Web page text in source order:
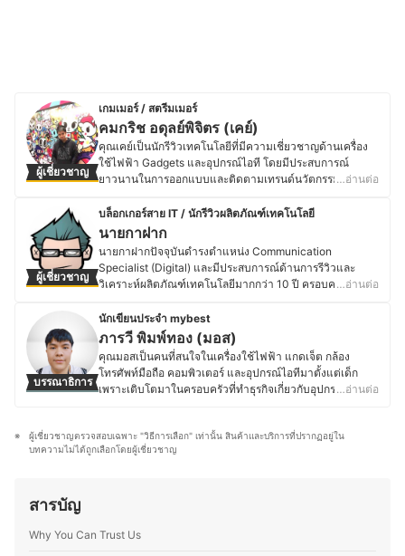
ผู้เชี่ยวชาญ
เกมเมอร์ / สตรีมเมอร์
คมกริช อดุลย์พิจิตร (เคย์)
คุณเคย์เป็นนักรีวิวเทคโนโลยีที่มีความเชี่ยวชาญด้านเครื่อง
ใช้ไฟฟ้า Gadgets และอุปกรณ์ไอที โดยมีประสบการณ์
ยาวนานในการออกแบบและติดตามเทรนด์นวัตกรรมใหม่ ๆ
ซอฟต์แวร์ต่าง ๆ นอกจากเทคโนโลยีแล้ว ยังมีความสนใจใน
เกม โดยปัจจุบันยังเป็นทั้งสตรีมเมอร์และผู้สร้างคอนเทนต์บน
เพจ Blackkat Gamer ซึ่งเน้นเนื้อหาเกี่ยวกับเกมมือถือ
Nintendo Switch และเกม PC อีกทั้งยังมีประสบการณ์ทำงาน
ในอีเวนต์เกมระดับประเทศ เช่น Thailand Game Expo,
ทั้งฝั่งผู้เล่นและอุตสาหกรรมเกมเป็นอย่างดี คุณเคย์จึงสนุกกับ
การถ่ายทอดข้อมูลที่เป็นประโยชน์ ทั้งรีวิวอุปกรณ์ไอที เปรียบ
เทียบเครื่องเกม หรืออัปเดตเทรนด์อุตสาหกรรมเกมและ
เทคโนโลยี เพื่อช่วยให้ผู้อ่านและผู้ชมสามารถเลือกใช้สินค้าได้
อย่างคุ้มค่าและเหมาะสมกับไลฟ์สไตล์ของตนเอง
ประวัติของ คมกริช อดุลย์พิจิตร (เคย์)
…อ่านต่อ
ผู้เชี่ยวชาญ
บล็อกเกอร์สาย IT / นักรีวิวผลิตภัณฑ์เทคโนโลยี
นายกาฝาก
นายกาฝากปัจจุบันดำรงตำแหน่ง Communication
Specialist (Digital) และมีประสบการณ์ด้านการรีวิวและ
วิเคราะห์ผลิตภัณฑ์เทคโนโลยีมากกว่า 10 ปี ครอบคลุมตั้งแต่
ระดับองค์กรอย่าง NAS โดยมุ่งเน้นการให้ข้อมูลที่รอบด้าน
ชัดเจน และเป็นกลาง เพื่อสนับสนุนการตัดสินใจที่เหมาะสม
สำหรับผู้บริโภค โดยสำเร็จการศึกษาระดับปริญญาตรี
วิศวกรรมศาสตร์อิเล็กทรอนิกส์ จากมหาวิทยาลัยอัสสัมชัญ
และเคยศึกษาต่อในระดับปริญญาโทด้านจิตวิทยา
อุตสาหกรรมและองค์การ มีประสบการณ์ทำงานด้าน
รวมถึงบทบาทด้านการสื่อสารและการตลาดดิจิทัล ซึ่งตลอด
ระยะเวลาที่ผ่านมา นายกาฝากเคยเป็นทั้งนักเขียนและ
การใช้งานจริง และความคุ้มค่าของผลิตภัณฑ์อย่างเป็นระบบ
…อ่านต่อ
บรรณาธิการ
นักเขียนประจำ mybest
ภารวี พิมพ์ทอง (มอส)
คุณมอสเป็นคนที่สนใจในเครื่องใช้ไฟฟ้า แกดเจ็ต กล้อง
โทรศัพท์มือถือ คอมพิวเตอร์ และอุปกรณ์ไอทีมาตั้งแต่เด็ก
เพราะเติบโตมาในครอบครัวที่ทำธุรกิจเกี่ยวกับอุปกรณ์
ล่าสุด หรือแนวโน้มของตลาดอุปกรณ์อิเล็กทรอนิกส์ นอกจาก
การอัปเดตข้อมูลสินค้าไอทีแล้ว คุณมอสยังชื่นชอบงานช่าง
ด้อยของสินค้าเทคโนโลยีแต่ละประเภทได้อย่างชัดเจน ทำให้
…อ่านต่อ
ผู้เชี่ยวชาญตรวจสอบเฉพาะ "วิธีการเลือก" เท่านั้น สินค้าและบริการที่ปรากฏอยู่ใน
บทความไม่ได้ถูกเลือกโดยผู้เชี่ยวชาญ
สารบัญ
Why You Can Trust Us